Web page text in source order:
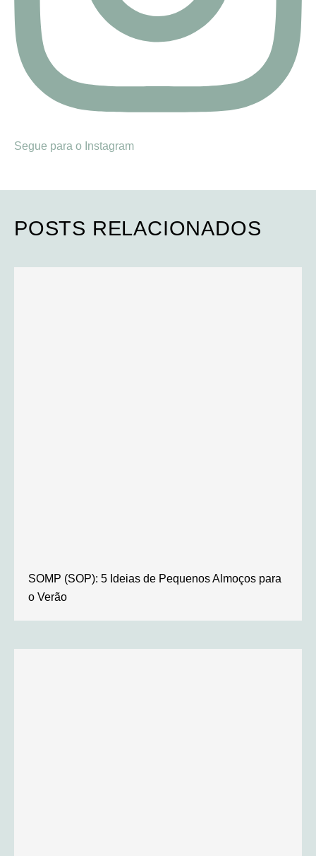
Segue para o Instagram
POSTS RELACIONADOS
SOMP (SOP): 5 Ideias de Pequenos Almoços para
o Verão